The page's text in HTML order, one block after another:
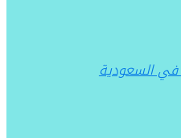
السعودية